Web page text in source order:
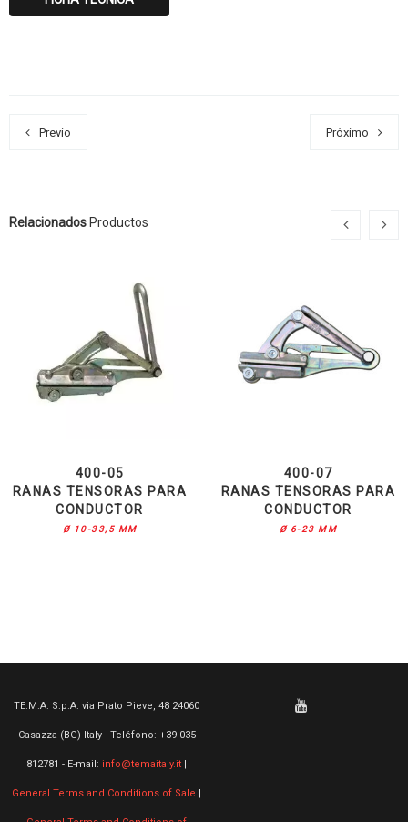
Previo Próximo
Relacionados Productos
400-05
RANAS TENSORAS PARA
CONDUCTOR
Ø 10-33,5 MM
400-07
RANAS TENSORAS PARA
CONDUCTOR
Ø 6-23 MM
TE.M.A. S.p.A. via Prato Pieve, 48 24060
Casazza (BG) Italy - Teléfono: +39 035
812781 - E-mail: info@temaitaly.it |
General Terms and Conditions of Sale |